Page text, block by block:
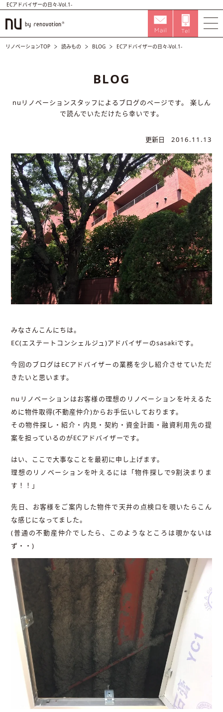
ECアドバイザーの日々-Vol.1-
リノベーションTOP 読みもの BLOG ECアドバイザーの日々-Vol.1-
BLOG
nuリノベーションスタッフによるブログのページです。
楽しん
で読んでいただけたら幸いです。
更新日 2016.11.13
みなさんこんにちは。
EC(エステートコンシェルジュ)アドバイザーのsasakiです。
今回のブログはECアドバイザーの業務を少し紹介させていただ
きたいと思います。
nuリノベーションはお客様の理想のリノベーションを叶えるた
めに物件取得(不動産仲介)からお手伝いしております。
その物件探し・紹介・内見・契約・資金計画・融資利用先の提
案を担っているのがECアドバイザーです。
はい、ここで大事なことを最初に申し上げます。
理想のリノベーションを叶えるには「物件探しで9割決まりま
す！！」
先日、お客様をご案内した物件で天井の点検口を覗いたらこん
な感じになってました。
(普通の不動産仲介でしたら、このようなところは覗かないは
ず・・)